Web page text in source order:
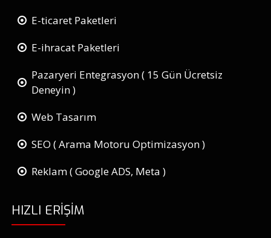
E-ticaret Paketleri
E-ihracat Paketleri
Pazaryeri Entegrasyon ( 15 Gün Ücretsiz
Deneyin )
Web Tasarım
SEO ( Arama Motoru Optimizasyon )
Reklam ( Google ADS, Meta )
HIZLI ERIŞIM